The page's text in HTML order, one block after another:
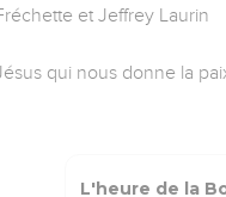
et Jeffrey Laurin
qui nous donne la
L'heure de la